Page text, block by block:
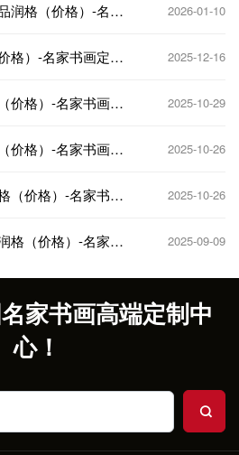
润格（价格）-名家
2026-01-10
格）-名家书画定制
2025-12-16
价格）-名家书画定
2025-10-29
价格）-名家书画定
2025-10-26
（价格）-名家书画
2025-10-26
格（价格）-名家书
2025-09-09
家书画高端定制中
心！